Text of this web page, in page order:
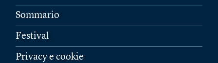
Sommario
Festival
Privacy e cookie